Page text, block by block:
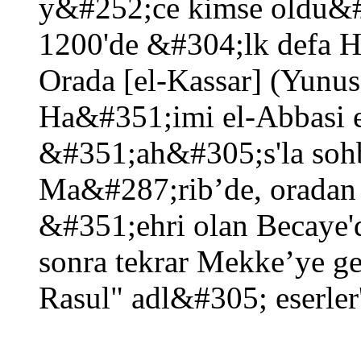
y&#252;ce kimse
1200'de &#304;lk defa
Orada [el-Kassar]
Ha&#351;imi el-Abbasi
&#351;ah&#305;s'la
Ma&#287;rib’de,
&#351;ehri olan
sonra tekrar Mekke’ye
Rasul" adl&#305;